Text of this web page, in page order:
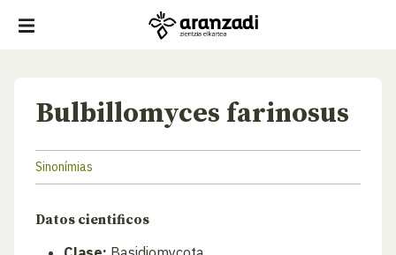
Bulbillomyces farinosus
Sinonímias
Datos cientificos